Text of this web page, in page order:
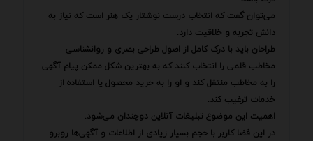
می‌توان گفت که انتخاب درست نوشتار یک هنر است که نیاز به
دانش تجربه و خلاقیت دارد.
طراحان باید با درک کامل از اصول طراحی بصری و روانشناسی
مخاطب قلمی را انتخاب کنند که به بهترین شکل ممکن پیام آگهی
را به مخاطب منتقل کند و او را به خرید محصول یا استفاده از
خدمات ترغیب کند.
اهمیت این موضوع تبلیغات آنلاین دوچندان می‌شود.
در این فضا کاربر با حجم بسیار زیادی از اطلاعات و آگهی‌ها روبرو